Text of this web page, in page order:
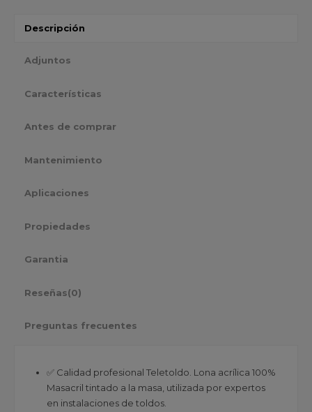
Descripción
Adjuntos
Características
Antes de comprar
Mantenimiento
Aplicaciones
Propiedades
Garantia
Reseñas(0)
Preguntas frecuentes
✅ Calidad profesional Teletoldo. Lona acrílica 100%
Masacril tintado a la masa, utilizada por expertos
en instalaciones de toldos.